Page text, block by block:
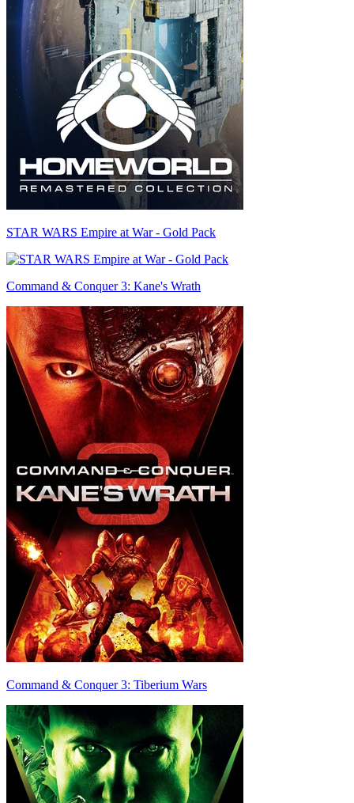
STAR WARS Empire at War - Gold Pack
Command & Conquer 3: Kane's Wrath
Command & Conquer 3: Tiberium Wars